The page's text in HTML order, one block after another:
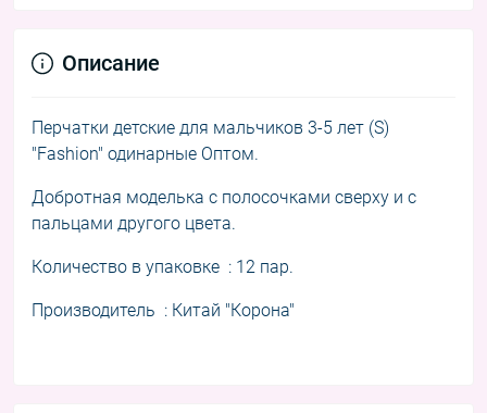
Описание
Перчатки детские для мальчиков 3-5 лет (S)
"Fashion" одинарные Оптом.
Добротная моделька с полосочками сверху и с
пальцами другого цвета.
Количество в упаковке : 12 пар.
Производитель : Китай "Корона"